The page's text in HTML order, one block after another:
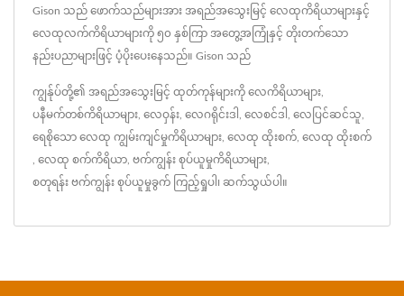
Gison သည် ဖောက်သည်များအား အရည်အသွေးမြင့် လေထုကိရိယာများနှင့်
လေထုလက်ကိရိယာများကို ၅၀ နှစ်ကြာ အတွေ့အကြုံနှင့် တိုးတက်သော
နည်းပညာများဖြင့် ပံ့ပိုးပေးနေသည်။ Gison သည်
ကျွန်ုပ်တို့၏ အရည်အသွေးမြင့် ထုတ်ကုန်များကို လေကိရိယာများ
ပနီမက်တစ်ကိရိယာများ လေဝှန်း လေဂရိုင်းဒါ လေစင်ဒါ လေပြင်ဆင်သူ
ရေစိုသော လေထု ကျွမ်းကျင်မှုကိရိယာများ လေထု ထိုးစက် လေထု ထိုးစက်
လေထု စက်ကိရိယာ ဗက်ကျွန်း စုပ်ယူမှုကိရိယာများ
စတုရန်း ဗက်ကျွန်း စုပ်ယူမှုခွက် ကြည့်ရှုပါ၊ ဆက်သွယ်ပါ ။